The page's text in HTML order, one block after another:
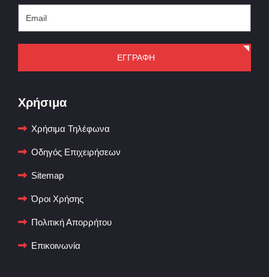
ΕΓΓΡΑΦΗ
Χρήσιμα
Χρήσιμα Τηλέφωνα
Οδηγός Επιχειρήσεων
Sitemap
Όροι Χρήσης
Πολιτική Απορρήτου
Επικοινωνία